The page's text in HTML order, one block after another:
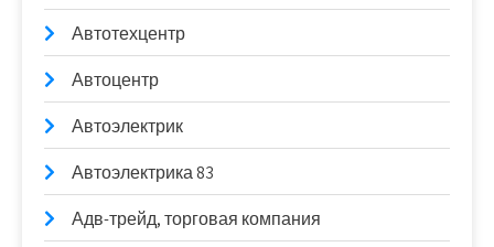
Автотехцентр
Автоцентр
Автоэлектрик
Автоэлектрика 83
Адв-трейд, торговая компания